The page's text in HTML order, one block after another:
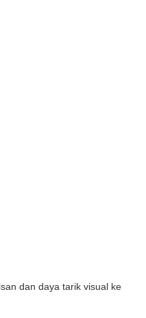
dan daya tarik visual ke